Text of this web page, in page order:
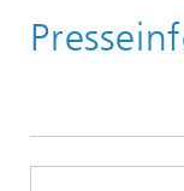
Presse /